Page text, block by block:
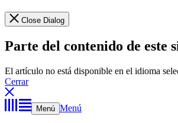
Close Dialog
Parte del contenido de este
El artículo no está disponible en el idioma
Cerrar
Menú Menú